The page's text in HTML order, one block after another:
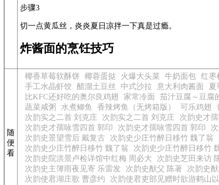
步骤3
切一点黄瓜丝，炎炎夏日凉拌一下真是过瘾。
炸酱面的烹饪技巧
随
便
看
椰香草莓软酥饼 椰蓉蛋挞 火爆大头菜 牛奶面包 红枣
手工水晶虾饺
醋溜土豆丝 中式沙拉 意大利肉酱面
夏
比KFC还好吃的奥尔良鸡翅
家常冷面
茄汁豆腐～豆腐
蔬菜咸粥
水煮鲫鱼 香辣烤鱼（无烤箱版） 可乐鸡翅
次韵实之二首 刘克庄
次韵实之二首 刘克庄
次韵史才
次韵史才孺咏雪四首 郭印
次韵史才孺咏雪四首 郭印
次韵史景望雪后 戴复古
次韵史少庄竹醉日移竹 魏了翁
次韵史少庄竹醉日移竹 魏了翁
次韵史少庄竹醉日移竹
次韵史院洪景卢检详馆中红梅 周必大
次韵史芝田来访
次韵史主簿雨夜见寄 乐雷发
次韵史猷父 陈著
次韵史
次韵使君湖庄歌 曹彦约
次韵使君吏部见赠时欲游鹤山